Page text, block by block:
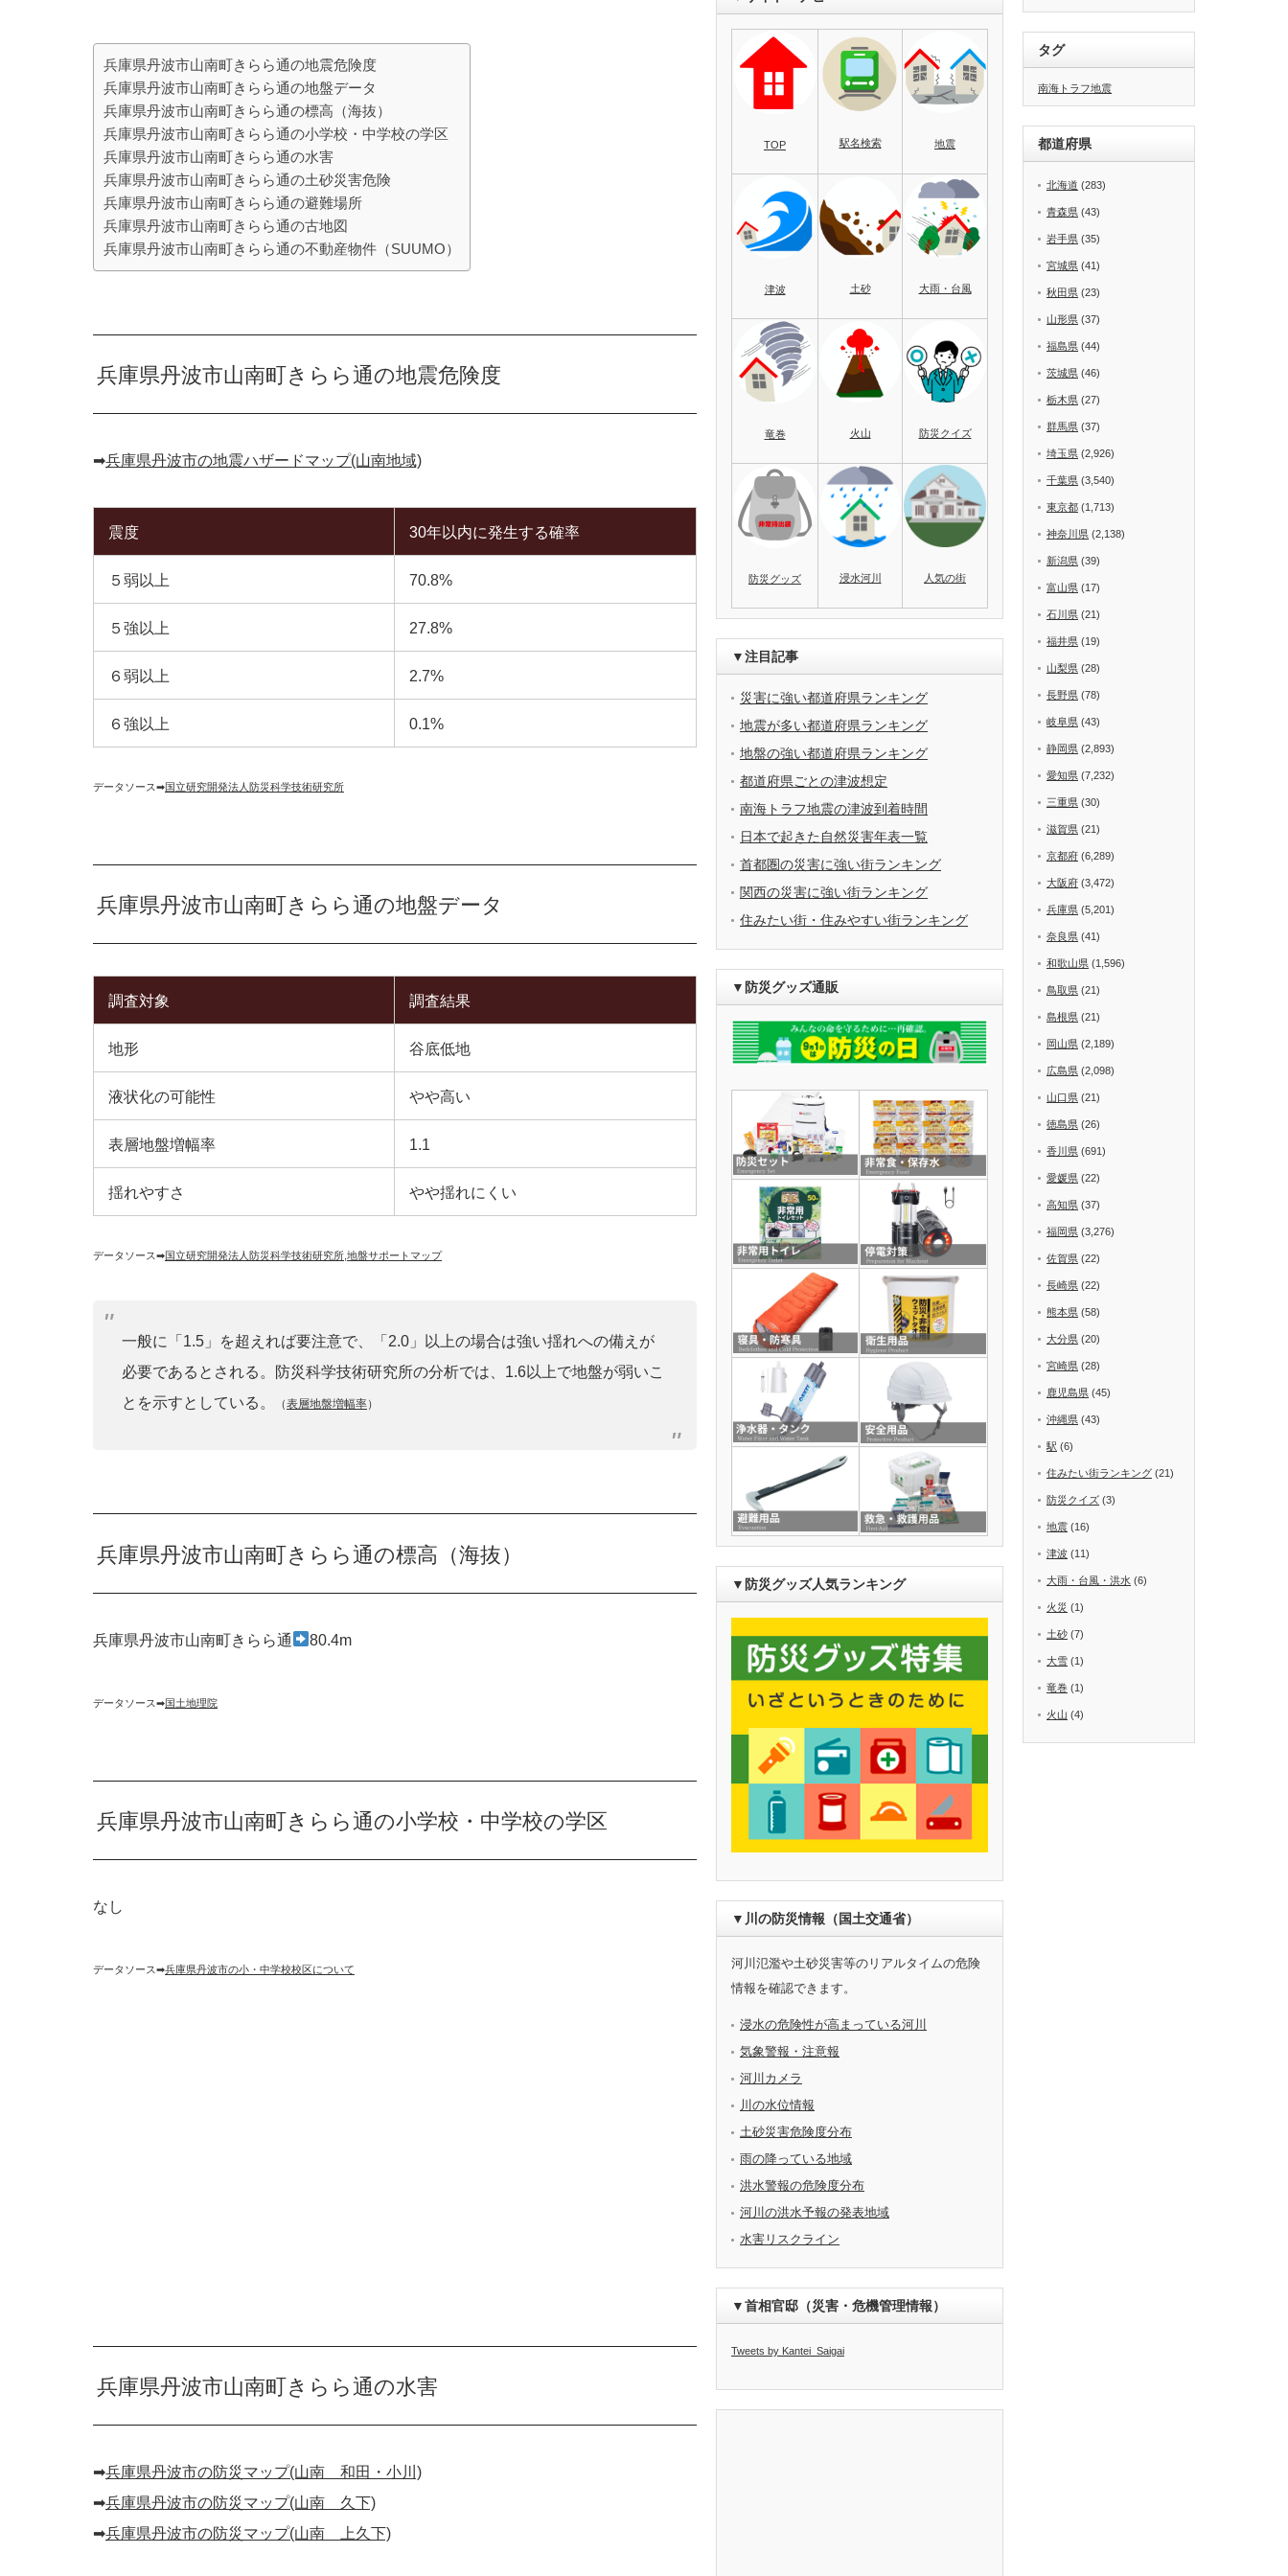
兵庫県丹波市山南町きらら通の地震危険度
兵庫県丹波市山南町きらら通の地盤データ
兵庫県丹波市山南町きらら通の標高（海抜）
兵庫県丹波市山南町きらら通の小学校・中学校の学区
兵庫県丹波市山南町きらら通の水害
兵庫県丹波市山南町きらら通の土砂災害危険
兵庫県丹波市山南町きらら通の避難場所
兵庫県丹波市山南町きらら通の古地図
兵庫県丹波市山南町きらら通の不動産物件（SUUMO）
兵庫県丹波市山南町きらら通の地震危険度
➡︎兵庫県丹波市の地震ハザードマップ(山南地域)
震度 30年以内に発生する確率
５弱以上 70.8%
５強以上 27.8%
６弱以上 2.7%
６強以上 0.1%
データソース➡︎国立研究開発法人防災科学技術研究所
兵庫県丹波市山南町きらら通の地盤データ
調査対象 調査結果
地形 谷底低地
液状化の可能性 やや高い
表層地盤増幅率 1.1
揺れやすさ やや揺れにくい
データソース➡︎国立研究開発法人防災科学技術研究所 地盤サポートマップ
一般に「1.5」を超えれば要注意で、「2.0」以上の場合は強い揺れへの備えが
必要であるとされる。防災科学技術研究所の分析では、1.6以上で地盤が弱いこ
とを示すとしている。
（表層地盤増幅率）
兵庫県丹波市山南町きらら通の標高（海抜）
兵庫県丹波市山南町きらら通 80.4m
データソース➡︎国土地理院
兵庫県丹波市山南町きらら通の小学校・中学校の学区
なし
データソース➡︎兵庫県丹波市の小・中学校校区について
兵庫県丹波市山南町きらら通の水害
➡︎兵庫県丹波市の防災マップ(山南 和田・小川)
➡︎兵庫県丹波市の防災マップ(山南 久下)
➡︎兵庫県丹波市の防災マップ(山南 上久下)
TOP 駅名検索 地震
津波 土砂 大雨・台風
竜巻 火山 防災クイズ
防災グッズ 浸水河川 人気の街
▼注目記事
災害に強い都道府県ランキング
地震が多い都道府県ランキング
地盤の強い都道府県ランキング
都道府県ごとの津波想定
南海トラフ地震の津波到着時間
日本で起きた自然災害年表一覧
首都圏の災害に強い街ランキング
関西の災害に強い街ランキング
住みたい街・住みやすい街ランキング
▼防災グッズ通販
▼防災グッズ人気ランキング
▼川の防災情報（国土交通省）
河川氾濫や土砂災害等のリアルタイムの危険
情報を確認できます。
浸水の危険性が高まっている河川
気象警報・注意報
河川カメラ
川の水位情報
土砂災害危険度分布
雨の降っている地域
洪水警報の危険度分布
河川の洪水予報の発表地域
水害リスクライン
▼首相官邸（災害・危機管理情報）
Tweets by Kantei_Saigai
タグ
南海トラフ地震
都道府県
北海道 (283)
青森県 (43)
岩手県 (35)
宮城県 (41)
秋田県 (23)
山形県 (37)
福島県 (44)
茨城県 (46)
栃木県 (27)
群馬県 (37)
埼玉県 (2,926)
千葉県 (3,540)
東京都 (1,713)
神奈川県 (2,138)
新潟県 (39)
富山県 (17)
石川県 (21)
福井県 (19)
山梨県 (28)
長野県 (78)
岐阜県 (43)
静岡県 (2,893)
愛知県 (7,232)
三重県 (30)
滋賀県 (21)
京都府 (6,289)
大阪府 (3,472)
兵庫県 (5,201)
奈良県 (41)
和歌山県 (1,596)
鳥取県 (21)
島根県 (21)
岡山県 (2,189)
広島県 (2,098)
山口県 (21)
徳島県 (26)
香川県 (691)
愛媛県 (22)
高知県 (37)
福岡県 (3,276)
佐賀県 (22)
長崎県 (22)
熊本県 (58)
大分県 (20)
宮崎県 (28)
鹿児島県 (45)
沖縄県 (43)
駅 (6)
住みたい街ランキング (21)
防災クイズ (3)
地震 (16)
津波 (11)
大雨・台風・洪水 (6)
火災 (1)
土砂 (7)
大雪 (1)
竜巻 (1)
火山 (4)